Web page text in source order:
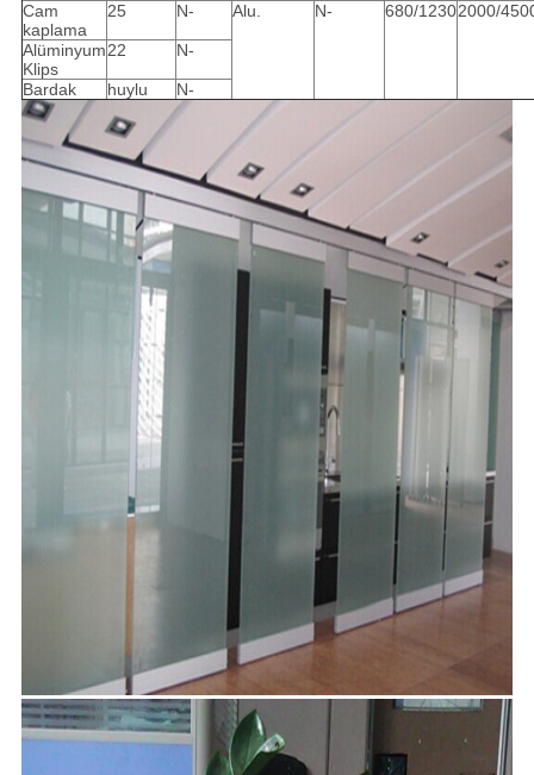
Cam
kaplama
25 N- Alu. N- 680/12302000/
Alüminyum
Klips
22 N-
Bardak huylu N-